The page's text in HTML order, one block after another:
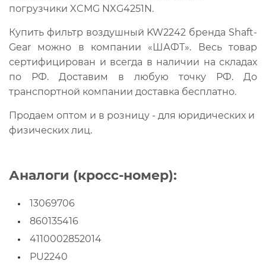
погрузчики XCMG NXG4251N.
Купить фильтр воздушный KW2242 бренда Shaft-
Gear можно в компании «ШАФТ». Весь товар
сертифицирован и всегда в наличии на складах
по РФ. Доставим в любую точку РФ. До
транспортной компании доставка бесплатно.
Продаем оптом и в розницу - для юридических и
физических лиц.
Аналоги (кросс-номер):
13069706
860135416
4110002852014
PU2240